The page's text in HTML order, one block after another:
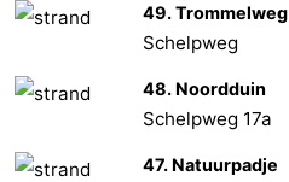
49. Trommelweg
Schelpweg
48. Noordduin
Schelpweg 17a
47. Natuurpadje